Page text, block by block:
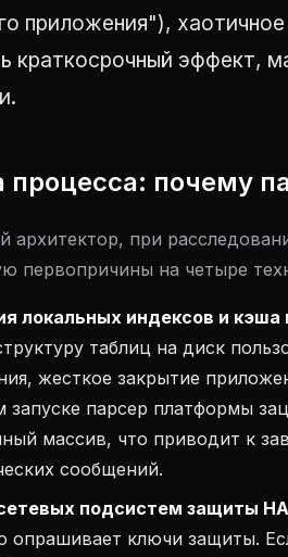
приложения"),
краткосрочный эффект,
почему
архитектор, при
первопричины на четыре
локальных индексов и
таблиц на диск
жесткое закрытие
парсер платформы
массив, что приводит к
сообщений.
подсистем защиты
опрашивает ключи защиты.